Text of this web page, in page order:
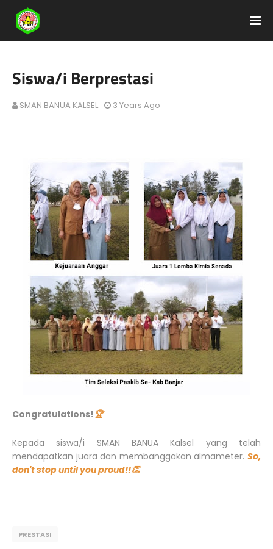
Siswa/i Berprestasi
SMAN BANUA KALSEL 3 Years Ago
Congratulations!🏆
Kepada siswa/i SMAN BANUA Kalsel yang telah
mendapatkan juara dan membanggakan almameter. So,
don't stop until you proud!!👏
PRESTASI